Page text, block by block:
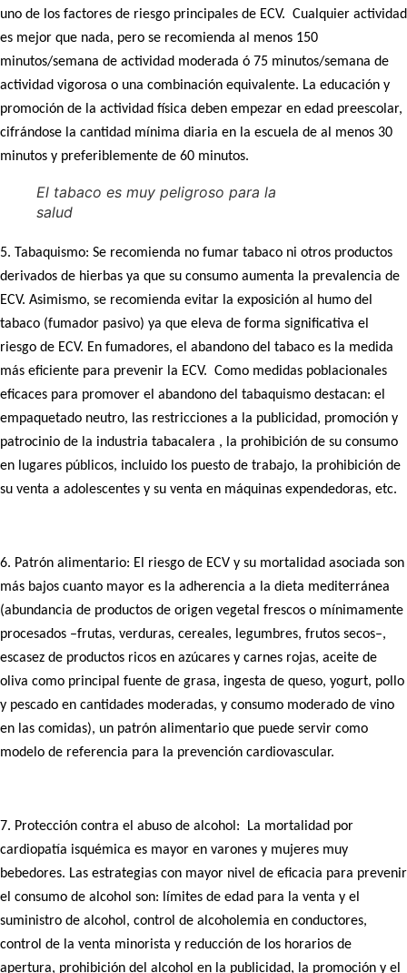
uno de los factores de riesgo principales de ECV. Cualquier actividad
es mejor que nada, pero se recomienda al menos 150
minutos/semana de actividad moderada ó 75 minutos/semana de
actividad vigorosa o una combinación equivalente. La educación y
promoción de la actividad física deben empezar en edad preescolar,
cifrándose la cantidad mínima diaria en la escuela de al menos 30
minutos y preferiblemente de 60 minutos.
El tabaco es muy peligroso para la
salud
5. Tabaquismo: Se recomienda no fumar tabaco ni otros productos
derivados de hierbas ya que su consumo aumenta la prevalencia de
ECV. Asimismo, se recomienda evitar la exposición al humo del
tabaco (fumador pasivo) ya que eleva de forma significativa el
riesgo de ECV. En fumadores, el abandono del tabaco es la medida
más eficiente para prevenir la ECV. Como medidas poblacionales
eficaces para promover el abandono del tabaquismo destacan: el
empaquetado neutro, las restricciones a la publicidad, promoción y
patrocinio de la industria tabacalera , la prohibición de su consumo
en lugares públicos, incluido los puesto de trabajo, la prohibición de
su venta a adolescentes y su venta en máquinas expendedoras, etc.
6. Patrón alimentario: El riesgo de ECV y su mortalidad asociada son
más bajos cuanto mayor es la adherencia a la dieta mediterránea
(abundancia de productos de origen vegetal frescos o mínimamente
procesados –frutas, verduras, cereales, legumbres, frutos secos–,
escasez de productos ricos en azúcares y carnes rojas, aceite de
oliva como principal fuente de grasa, ingesta de queso, yogurt, pollo
y pescado en cantidades moderadas, y consumo moderado de vino
en las comidas), un patrón alimentario que puede servir como
modelo de referencia para la prevención cardiovascular.
7. Protección contra el abuso de alcohol: La mortalidad por
cardiopatía isquémica es mayor en varones y mujeres muy
bebedores. Las estrategias con mayor nivel de eficacia para prevenir
el consumo de alcohol son: límites de edad para la venta y el
suministro de alcohol, control de alcoholemia en conductores,
control de la venta minorista y reducción de los horarios de
apertura, prohibición del alcohol en la publicidad, la promoción y el